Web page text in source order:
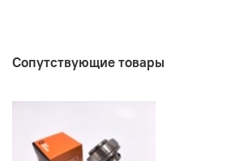
Сопутствующие товары